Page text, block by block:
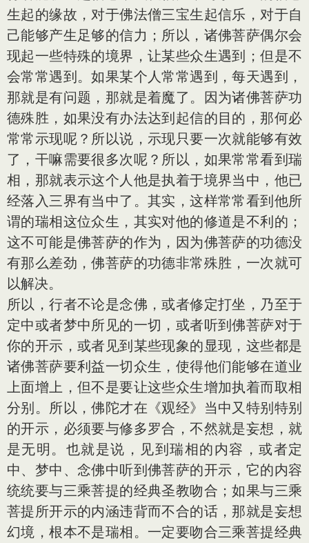
生起的缘故，对于佛法僧三宝生起信乐，对于自
己能够产生足够的信力；所以，诸佛菩萨偶尔会
现起一些特殊的境界，让某些众生遇到；但是不
会常常遇到。如果某个人常常遇到，每天遇到，
那就是有问题，那就是着魔了。因为诸佛菩萨功
德殊胜，如果没有办法达到起信的目的，那何必
常常示现呢？所以说，示现只要一次就能够有效
了，干嘛需要很多次呢？所以，如果常常看到瑞
相，那就表示这个人他是执着于境界当中，他已
经落入三界有当中了。其实，这样常常看到他所
谓的瑞相这位众生，其实对他的修道是不利的；
这不可能是佛菩萨的作为，因为佛菩萨的功德没
有那么差劲，佛菩萨的功德非常殊胜，一次就可
以解决。
所以，行者不论是念佛，或者修定打坐，乃至于
定中或者梦中所见的一切，或者听到佛菩萨对于
你的开示，或者见到某些现象的显现，这些都是
诸佛菩萨要利益一切众生，使得他们能够在道业
上面增上，但不是要让这些众生增加执着而取相
分别。所以，佛陀才在《观经》当中又特别特别
的开示，必须要与修多罗合，不然就是妄想，就
是无明。也就是说，见到瑞相的内容，或者定
中、梦中、念佛中听到佛菩萨的开示，它的内容
统统要与三乘菩提的经典圣教吻合；如果与三乘
菩提所开示的内涵违背而不合的话，那就是妄想
幻境，根本不是瑞相。一定要吻合三乘菩提经典